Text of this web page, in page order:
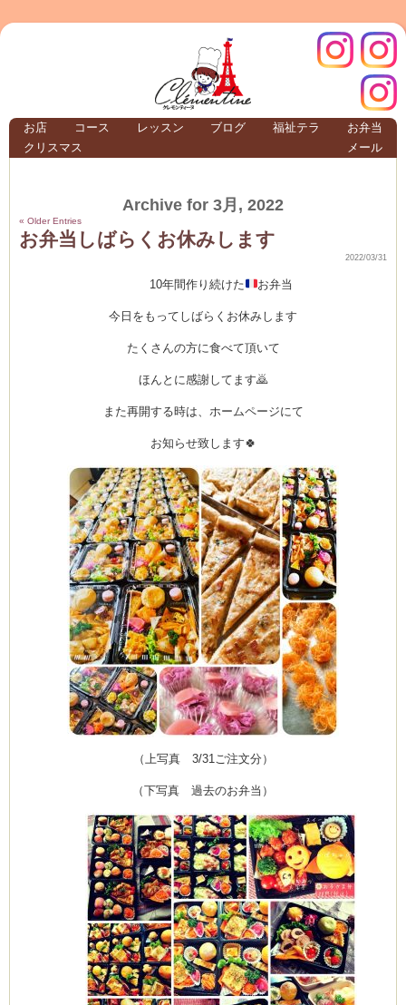
クレモンティーヌ –
新百合ヶ丘の料理教
室・テイクアウト
お店 コース レッスン ブログ 福祉テラ
お弁当
クリスマス
メール
インス
クレモ
ーヌ
Archive for 3月, 2022
« Older Entries
お弁当しばらくお休みします
2022/03/31
10年間作り続けた お弁当
今日をもってしばらくお休みします
たくさんの方に食べて頂いて
ほんとに感謝してます🙇
また再開する時は、ホームページにて
お知らせ致します🍀
（上写真 3/31ご注文分）
（下写真 過去のお弁当）